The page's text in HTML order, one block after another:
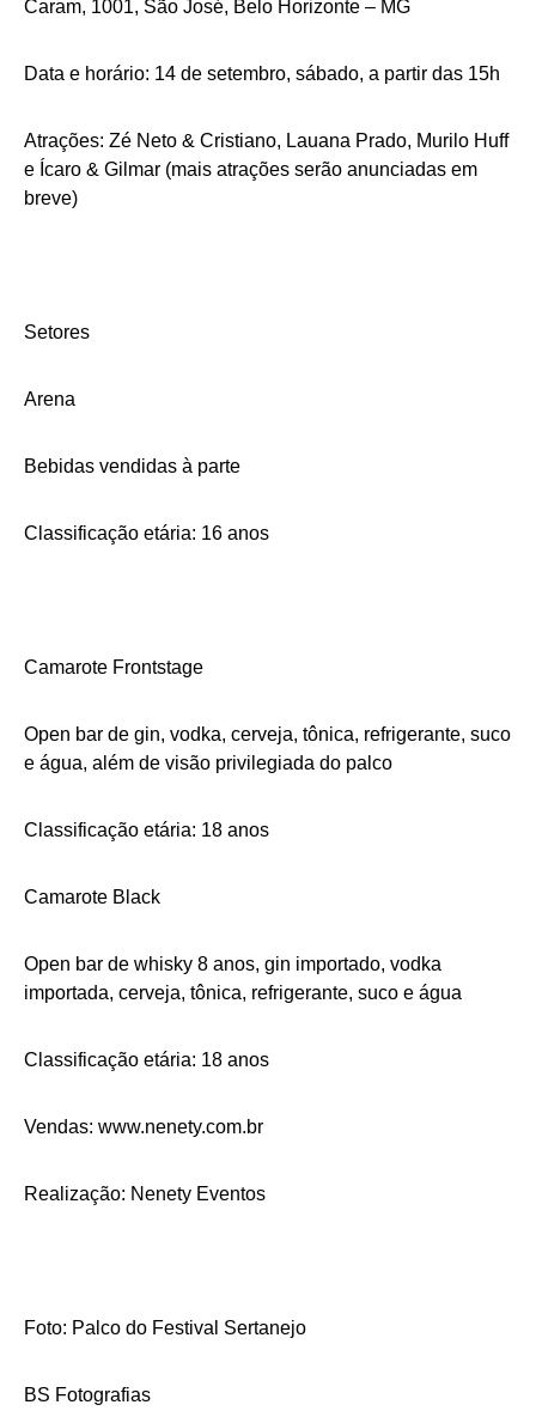
Caram, 1001, São José, Belo Horizonte – MG
Data e horário: 14 de setembro, sábado, a partir das 15h
Atrações: Zé Neto & Cristiano, Lauana Prado, Murilo Huff
e Ícaro & Gilmar (mais atrações serão anunciadas em
breve)
Setores
Arena
Bebidas vendidas à parte
Classificação etária: 16 anos
Camarote Frontstage
Open bar de gin, vodka, cerveja, tônica, refrigerante, suco
e água, além de visão privilegiada do palco
Classificação etária: 18 anos
Camarote Black
Open bar de whisky 8 anos, gin importado, vodka
importada, cerveja, tônica, refrigerante, suco e água
Classificação etária: 18 anos
Vendas: www.nenety.com.br
Realização: Nenety Eventos
Foto: Palco do Festival Sertanejo
BS Fotografias